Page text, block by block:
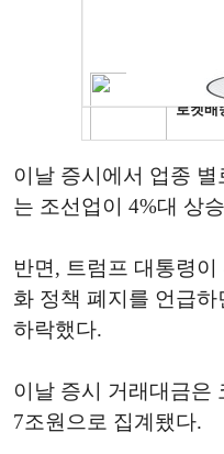
이날 증시에서 업종
는 조선업이 4%대 상
반면, 트럼프 대통령
화 정책 폐지를 언급하
하락했다.
이날 증시 거래대금은
7조원으로 집계됐다.